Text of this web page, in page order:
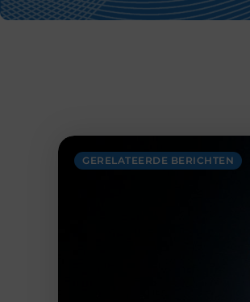
GERELATEERDE BERICHTEN